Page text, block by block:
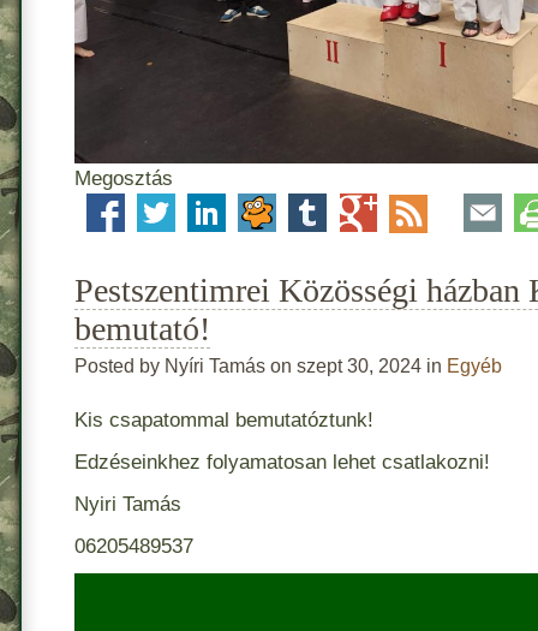
Megosztás
Pestszentimrei Közösségi házban
bemutató!
Posted by Nyíri Tamás on szept 30, 2024 in Egyéb
Kis csapatommal bemutatóztunk!
Edzéseinkhez folyamatosan lehet csatlakozni!
Nyiri Tamás
06205489537